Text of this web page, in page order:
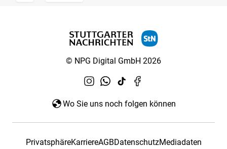
© NPG Digital GmbH 2026
Wo Sie uns noch folgen können
PrivatsphäreKarriereAGBDatenschutzMediadaten